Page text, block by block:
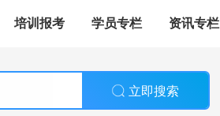
培训报考 学员专栏 资讯专栏
立即搜索